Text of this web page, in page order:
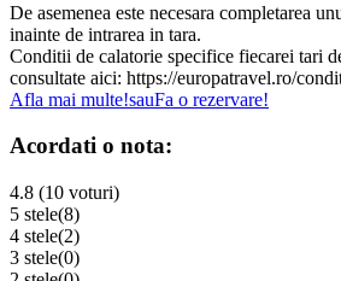
De asemenea este necesara completarea
inainte de intrarea in tara.
Conditii de calatorie specifice fiecarei tari
consultate aici: https://europatravel.ro/
Afla mai multe!sauFa o rezervare!
Acordati o nota:
4.8 (10 voturi)
5 stele(8)
4 stele(2)
3 stele(0)